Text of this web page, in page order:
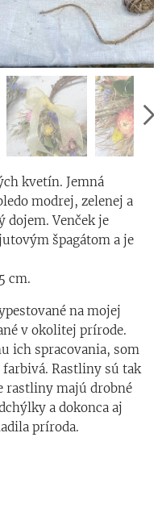
kvetín. Jemná
modrej, zelenej a
dojem. Venček je
špagátom a je
cm.
na mojej
v okolitej prírode.
ich spracovania, som
Rastliny sú tak
rastliny majú drobné
a dokonca aj
príroda.